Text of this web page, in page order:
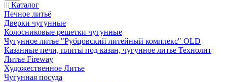
Каталог
Печное литьё
Дверки чугунные
Колосниковые решетки чугунные
Чугунное литье "Рубцовский литейный комплекс" OLD
Казанные печи, плиты под казан, чугунное литье Технолит
Литье Fireway
Художественное Литье
Чугунная посуда